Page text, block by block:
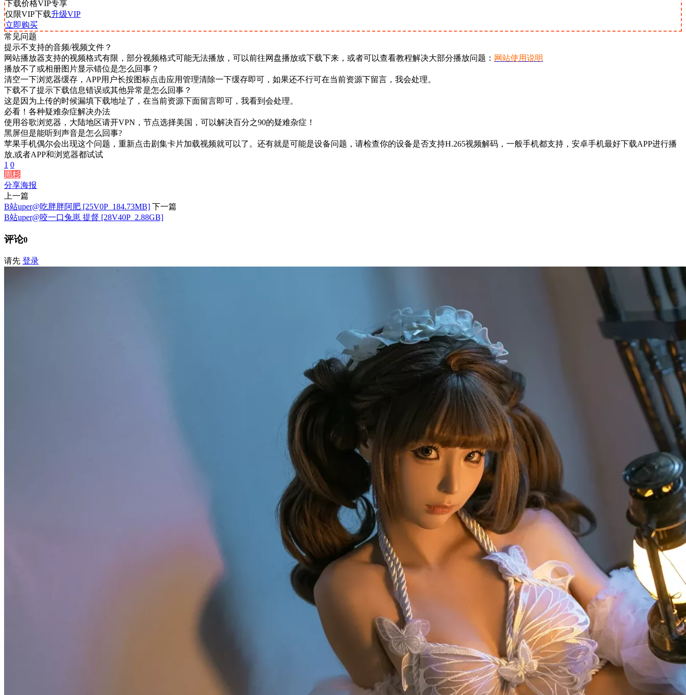
下载价格VIP专享
仅限VIP下载升级VIP
立即购买
常见问题
提示不支持的音频/视频文件？
网站播放器支持的视频格式有限，部分视频格式可能无法播放，可以前往网盘播放或下载下来，或者可以查看教程解决大部分播放问题： 网站使用说明
播放不了或相册图片显示错位是怎么回事？
清空一下浏览器缓存，APP用户长按图标点击应用管理清除一下缓存即可，如果还不行可在当前资源下留言，我会处理。
下载不了提示下载信息错误或其他异常是怎么回事？
这是因为上传的时候漏填下载地址了，在当前资源下面留言即可，我看到会处理。
必看！各种疑难杂症解决办法
使用谷歌浏览器，大陆地区请开VPN，节点选择美国，可以解决百分之90的疑难杂症！
黑屏但是能听到声音是怎么回事?
苹果手机偶尔会出现这个问题，重新点击剧集卡片加载视频就可以了。还有就是可能是设备问题，请检查你的设备是否支持H.265视频解码，一般手机都支持，安卓手机最好下载APP进行播
放,或者APP和浏览器都试试
1 0
周杉
分享海报
上一篇
B站uper@吃胖胖阿肥 [25V0P_184.73MB] 下一篇
B站uper@咬一口兔崽 提督 [28V40P_2.88GB]
评论0
请先 登录